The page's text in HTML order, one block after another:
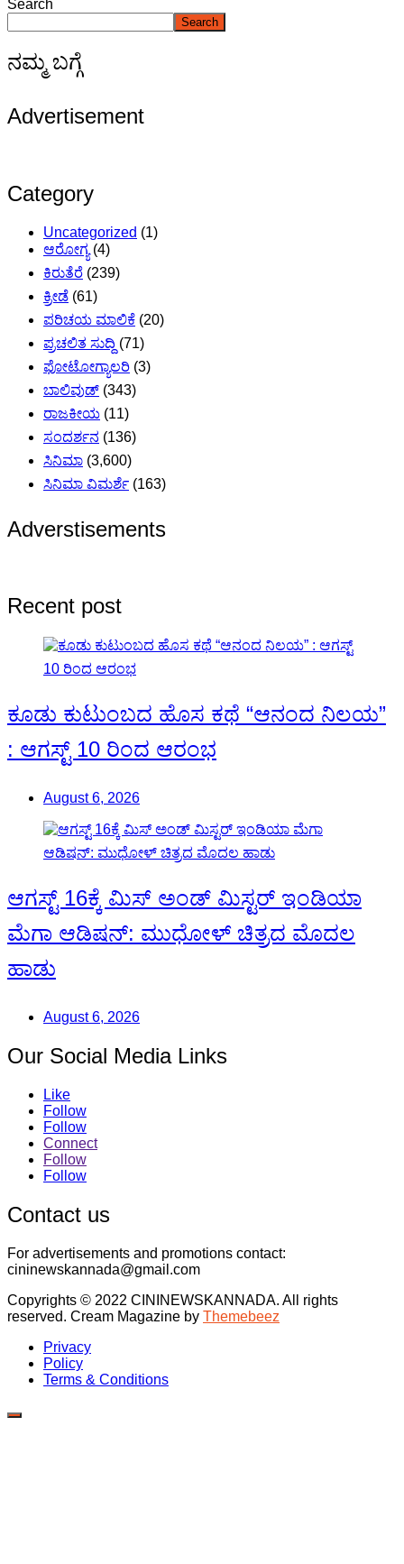
Search
Search
ನಮ್ಮ ಬಗ್ಗೆ
Advertisement
Category
Uncategorized (1)
ಆರೋಗ್ಯ(4)
ಕಿರುತೆರೆ (239)
ಕ್ರೀಡೆ (61)
ಪರಿಚಯ ಮಾಲಿಕೆ (20)
ಪ್ರಚಲಿತ ಸುದ್ದಿ (71)
ಫೋಟೋಗ್ಯಾಲರಿ (3)
ಬಾಲಿವುಡ್ (343)
ರಾಜಕೀಯ (11)
ಸಂದರ್ಶನ (136)
ಸಿನಿಮಾ (3,600)
ಸಿನಿಮಾ ವಿಮರ್ಶೆ (163)
Adverstisements
Recent post
ಕೂಡು ಕುಟುಂಬದ ಹೊಸ ಕಥೆ “ಆನಂದ ನಿಲಯ”
: ಆಗಸ್ಟ್ 10 ರಿಂದ ಆರಂಭ
August 6, 2026
ಆಗಸ್ಟ್ 16ಕ್ಕೆ ಮಿಸ್ ಅಂಡ್ ಮಿಸ್ಟರ್ ಇಂಡಿಯಾ
ಮೆಗಾ ಆಡಿಷನ್: ಮುಧೋಳ್ ಚಿತ್ರದ ಮೊದಲ
ಹಾಡು
August 6, 2026
Our Social Media Links
Like
Follow
Follow
Connect
Follow
Follow
Contact us
For advertisements and promotions contact:
cininewskannada@gmail.com
Copyrights © 2022 CININEWSKANNADA. All rights
reserved. Cream Magazine by Themebeez
Privacy
Policy
Terms & Conditions